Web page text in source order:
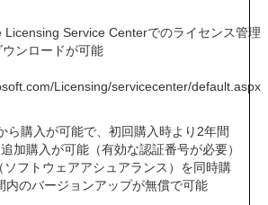
Service Centerでのライセンス管理
ンロードが可能
Licensing/servicecenter/default.aspx
ら購入が可能で、初回購入時より2年間
加購入が可能（有効な認証番号が必要）
ソフトウェアアシュアランス）を同時購
内のバージョンアップが無償で可能